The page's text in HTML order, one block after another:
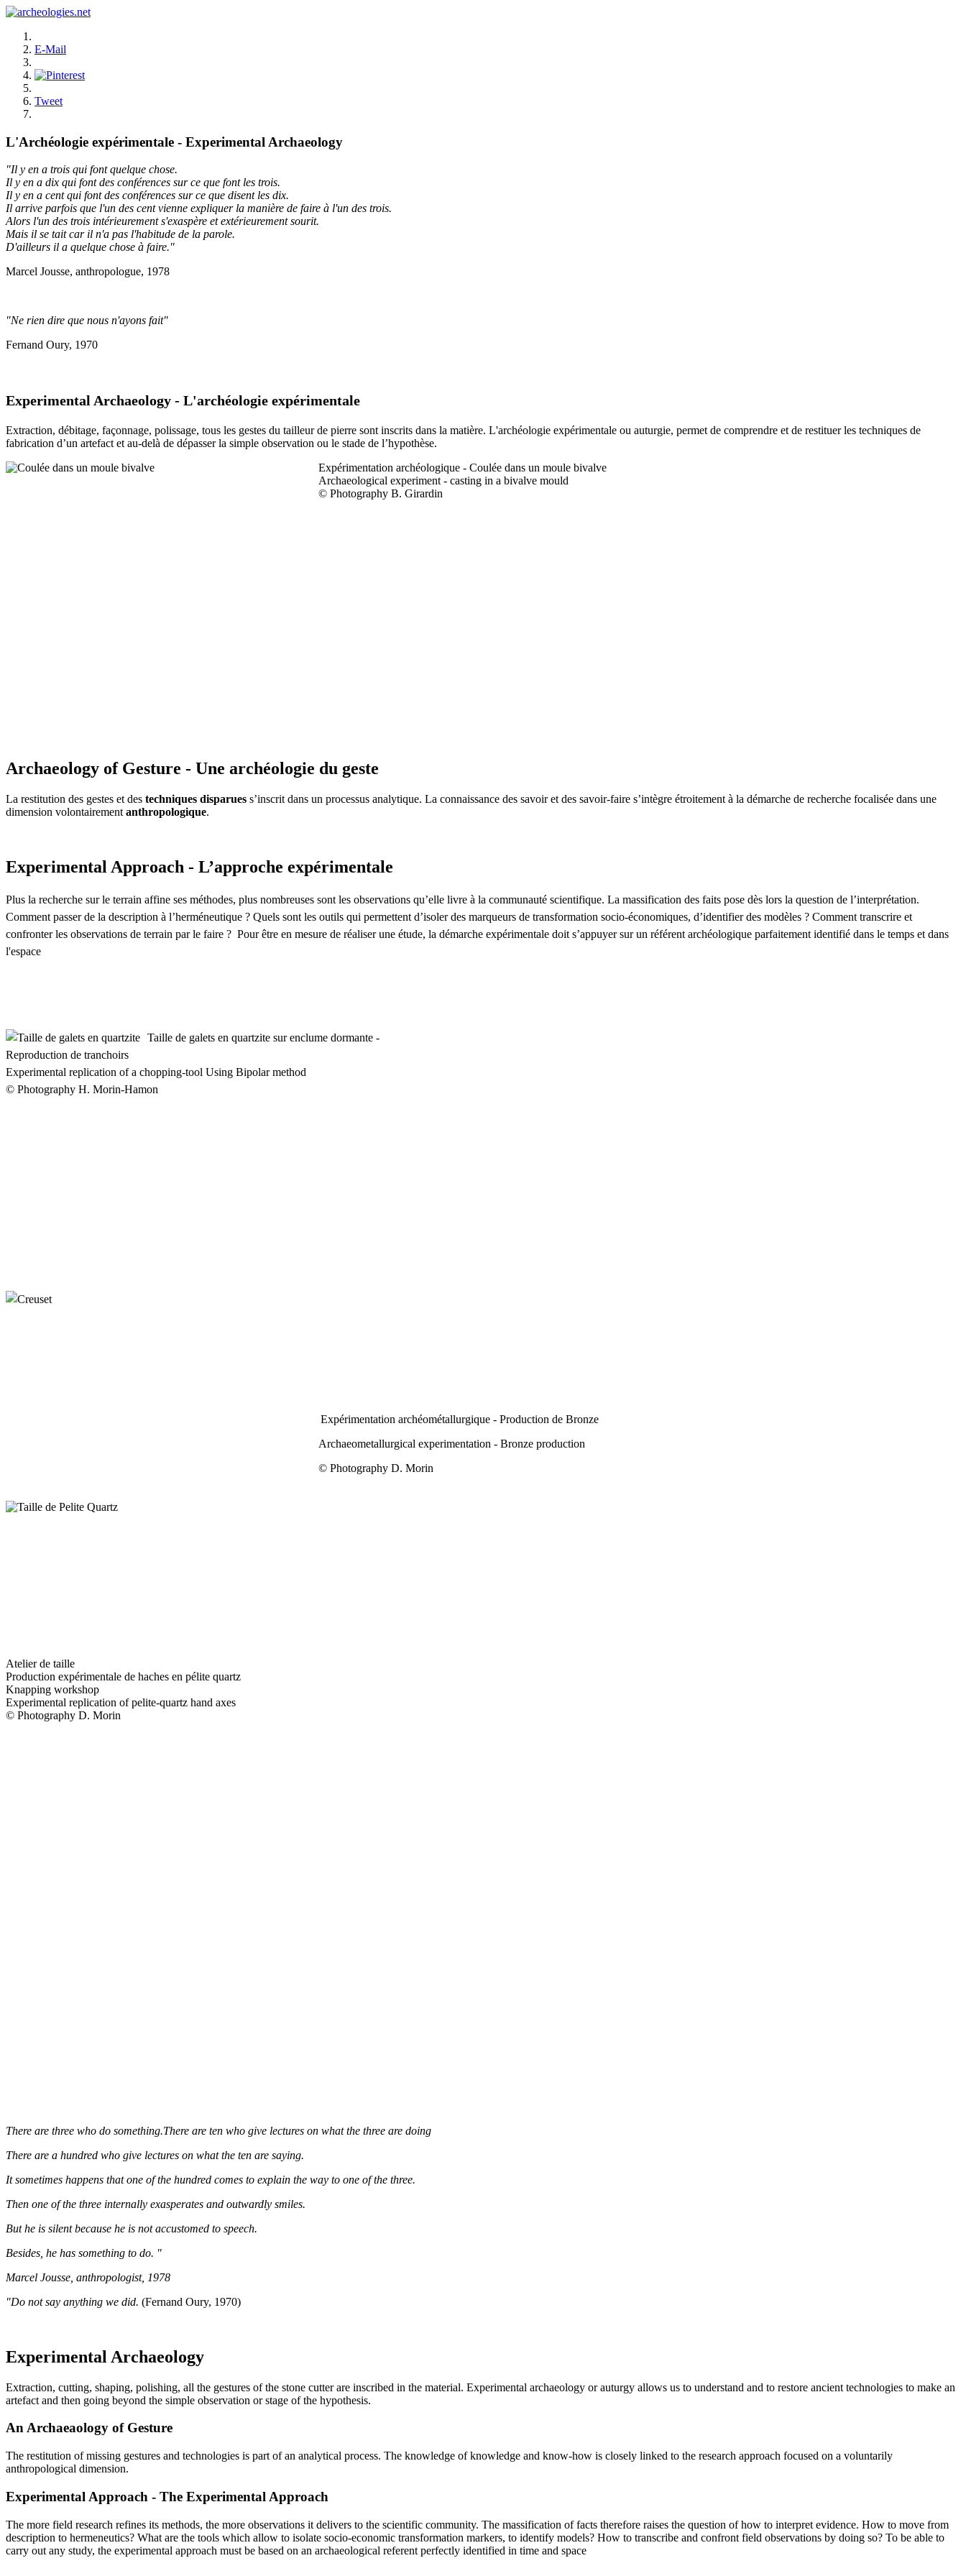
E-Mail
Tweet
L'Archéologie expérimentale - Experimental Archaeology
"Il y en a trois qui font quelque chose.
Il y en a dix qui font des conférences sur ce que font les trois.
Il y en a cent qui font des conférences sur ce que disent les dix.
Il arrive parfois que l'un des cent vienne expliquer la manière de faire à l'un des trois.
Alors l'un des trois intérieurement s'exaspère et extérieurement sourit.
Mais il se tait car il n'a pas l'habitude de la parole.
D'ailleurs il a quelque chose à faire."
Marcel Jousse, anthropologue, 1978
"Ne rien dire que nous n'ayons fait"
Fernand Oury, 1970
Experimental Archaeology - L'archéologie expérimentale
Extraction, débitage, façonnage, polissage, tous les gestes du tailleur de pierre sont inscrits dans la matière. L'archéologie expérimentale ou auturgie, permet de comprendre et de restituer les techniques de
fabrication d’un artefact et au-delà de dépasser la simple observation ou le stade de l’hypothèse.
Expérimentation archéologique - Coulée dans un moule bivalve
Archaeological experiment - casting in a bivalve mould
© Photography B. Girardin
Archaeology of Gesture - Une archéologie du geste
La restitution des gestes et des techniques disparues s’inscrit dans un processus analytique. La connaissance des savoir et des savoir-faire s’intègre étroitement à la démarche de recherche focalisée dans une
dimension volontairement anthropologique.
Experimental Approach - L’approche expérimentale
Plus la recherche sur le terrain affine ses méthodes, plus nombreuses sont les observations qu’elle livre à la communauté scientifique. La massification des faits pose dès lors la question de l’interprétation.
Comment passer de la description à l’herméneutique ? Quels sont les outils qui permettent d’isoler des marqueurs de transformation socio-économiques, d’identifier des modèles ? Comment transcrire et
confronter les observations de terrain par le faire ? Pour être en mesure de réaliser une étude, la démarche expérimentale doit s’appuyer sur un référent archéologique parfaitement identifié dans le temps et dans
l'espace
Taille de galets en quartzite sur enclume dormante -
Reproduction de tranchoirs
Experimental replication of a chopping-tool Using Bipolar method
© Photography H. Morin-Hamon
Expérimentation archéométallurgique - Production de Bronze
Archaeometallurgical experimentation - Bronze production
© Photography D. Morin
Atelier de taille
Production expérimentale de haches en pélite quartz
Knapping workshop
Experimental replication of pelite-quartz hand axes
© Photography D. Morin
There are three who do something.There are ten who give lectures on what the three are doing
There are a hundred who give lectures on what the ten are saying.
It sometimes happens that one of the hundred comes to explain the way to one of the three.
Then one of the three internally exasperates and outwardly smiles.
But he is silent because he is not accustomed to speech.
Besides, he has something to do. "
Marcel Jousse, anthropologist, 1978
"Do not say anything we did. (Fernand Oury, 1970)
Experimental Archaeology
Extraction, cutting, shaping, polishing, all the gestures of the stone cutter are inscribed in the material. Experimental archaeology or auturgy allows us to understand and to restore ancient technologies to make an
artefact and then going beyond the simple observation or stage of the hypothesis.
An Archaeaology of Gesture
The restitution of missing gestures and technologies is part of an analytical process. The knowledge of knowledge and know-how is closely linked to the research approach focused on a voluntarily
anthropological dimension.
Experimental Approach - The Experimental Approach
The more field research refines its methods, the more observations it delivers to the scientific community. The massification of facts therefore raises the question of how to interpret evidence. How to move from
description to hermeneutics? What are the tools which allow to isolate socio-economic transformation markers, to identify models? How to transcribe and confront field observations by doing so? To be able to
carry out any study, the experimental approach must be based on an archaeological referent perfectly identified in time and space